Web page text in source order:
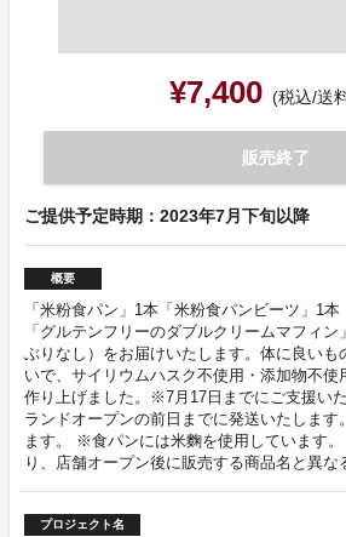
¥7,400 (税込/送
販売終了
ご提供予定時期：2023年7月下旬以降
概要
「米粉食パン」1本「米粉食パンビーツ」1
「グルテンフリーのダブルクリームマフィ
ぶりなし）をお届けいたします。体に良いも
いで、サイリウムハスク不使用・添加物不使
作り上げました。※7月17日までにご支援い
ランドオープンの前日までに発送いたしま
ます。 ※食パンには米麴を使用しています
り、店舗オープン後に販売する商品名と異な
プロジェクト名